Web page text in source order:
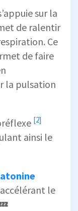
sur la
de ralentir
Ce
de faire
la pulsation
[2]
ainsi le
le